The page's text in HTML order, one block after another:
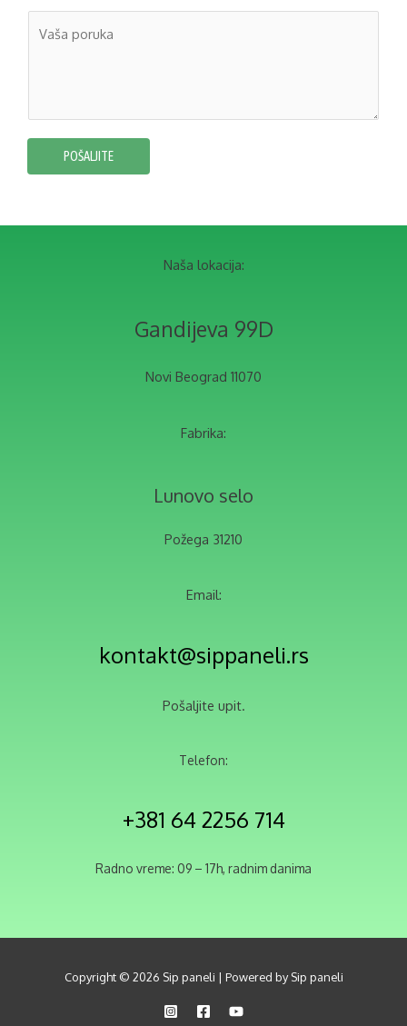
POŠALJITE
Naša lokacija:
Gandijeva 99D
Novi Beograd 11070
Fabrika:
Lunovo selo
Požega 31210
Email:
kontakt@sippaneli.rs
Pošaljite upit.
Telefon:
+381 64 2256 714
Radno vreme: 09 – 17h, radnim danima
Copyright © 2026 Sip paneli | Powered by Sip paneli